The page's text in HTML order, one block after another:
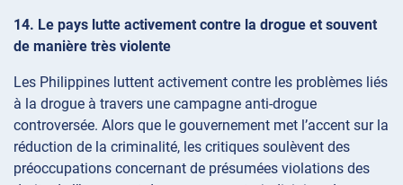
14. Le pays lutte activement contre la drogue et souvent
de manière très violente
Les Philippines luttent activement contre les problèmes liés
à la drogue à travers une campagne anti-drogue
controversée. Alors que le gouvernement met l’accent sur la
réduction de la criminalité, les critiques soulèvent des
préoccupations concernant de présumées violations des